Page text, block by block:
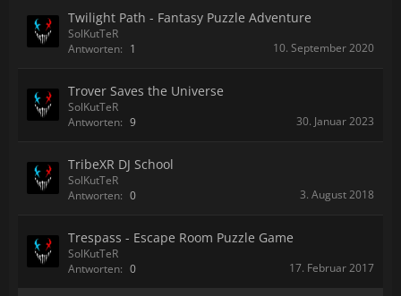
Twilight Path - Fantasy Puzzle Adventure
SolKutTeR
Antworten: 1 10. September 2020
Trover Saves the Universe
SolKutTeR
Antworten: 9 30. Januar 2023
TribeXR DJ School
SolKutTeR
Antworten: 0 3. August 2018
Trespass - Escape Room Puzzle Game
SolKutTeR
Antworten: 0 17. Februar 2017